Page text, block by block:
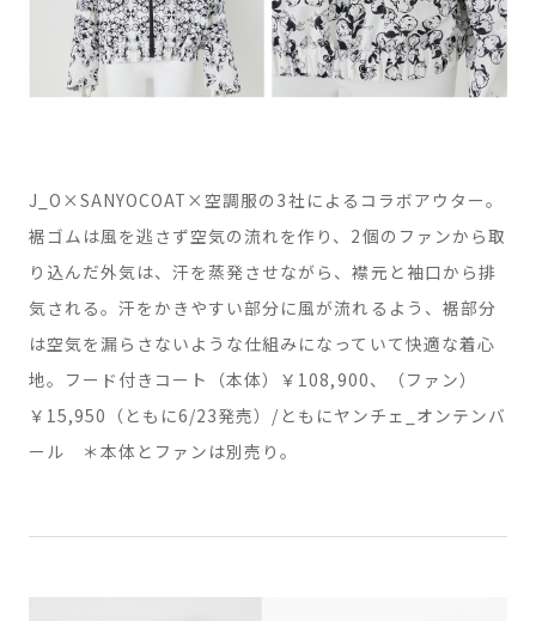
J_O×SANYOCOAT×空調服の3社によるコラボアウター。
裾ゴムは風を逃さず空気の流れを作り、2個のファンから取
り込んだ外気は、汗を蒸発させながら、襟元と袖口から排
気される。汗をかきやすい部分に風が流れるよう、裾部分
は空気を漏らさないような仕組みになっていて快適な着心
地。フード付きコート（本体）￥108,900、（ファン）
￥15,950（ともに6/23発売）/ともにヤンチェ_オンテンバ
ール ＊本体とファンは別売り。